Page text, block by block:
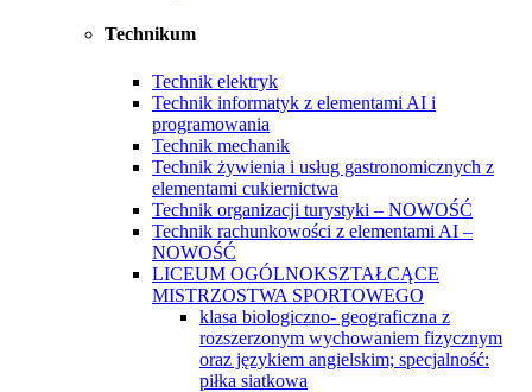
Technikum
Technik elektryk
Technik informatyk z elementami AI i
programowania
Technik mechanik
Technik żywienia i usług gastronomicznych z
elementami cukiernictwa
Technik organizacji turystyki – NOWOŚĆ
Technik rachunkowości z elementami AI –
NOWOŚĆ
LICEUM OGÓLNOKSZTAŁCĄCE
MISTRZOSTWA SPORTOWEGO
klasa biologiczno- geograficzna z
rozszerzonym wychowaniem fizycznym
oraz językiem angielskim; specjalność:
piłka siatkowa